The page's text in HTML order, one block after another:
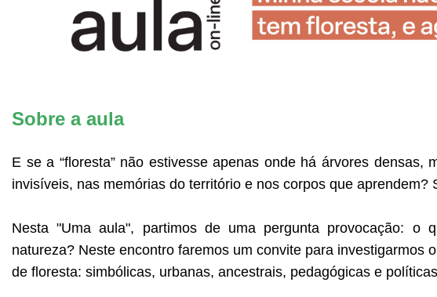
Sobre a aula
E se a “floresta” não estivesse apenas onde há árvores
invisíveis, nas memórias do território e nos corpos que aprendem?
Nesta "Uma aula", partimos de uma pergunta provocação: o
natureza? Neste encontro faremos um convite para investigarmos
de floresta: simbólicas, urbanas, ancestrais, pedagógicas e